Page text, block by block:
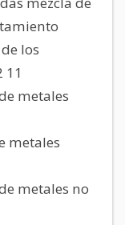
los
11
metales
metales
metales no